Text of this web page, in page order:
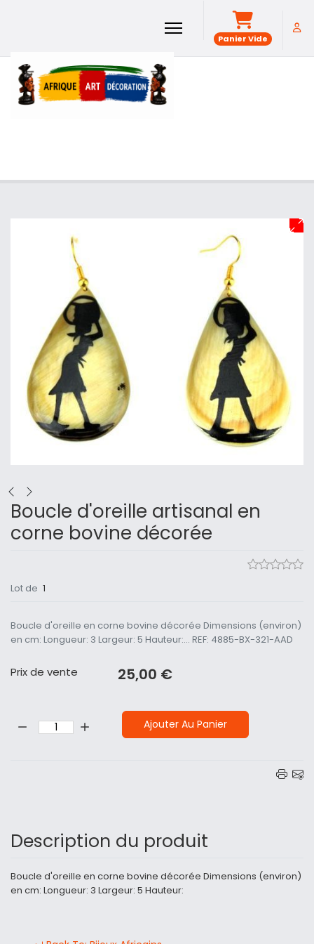
Panier Vide
Boucle d'oreille artisanal en
corne bovine décorée
Lot de 1
Boucle d'oreille en corne bovine décorée Dimensions (environ)
en cm: Longueur: 3 Largeur: 5 Hauteur:... REF: 4885-BX-321-AAD
Prix ​​de vente 25,00 €
Ajouter Au Panier
Description du produit
Boucle d'oreille en corne bovine décorée Dimensions (environ)
en cm: Longueur: 3 Largeur: 5 Hauteur: